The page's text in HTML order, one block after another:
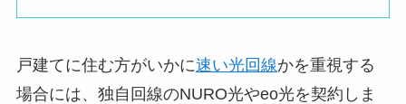
戸建てに住む方がいかに速い光回線かを重視する
場合には、独自回線のNURO光やeo光を契約しま